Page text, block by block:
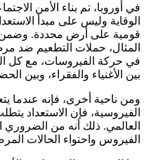
في أوروبا، تم بناء الأمن
الوقاية وليس على مبدأ
قومية على أرض محددة. وضمن
المثال، حملات التطعيم ضد
في حركة الفيروسات، مع كل
بين الأغنياء والفقراء، وبين
ومن ناحية أخرى، فإنه عندما
الفيروسية، فإن الاستعداد
العالمي. ذلك أنه من
الفيروس واحتواء الحالات